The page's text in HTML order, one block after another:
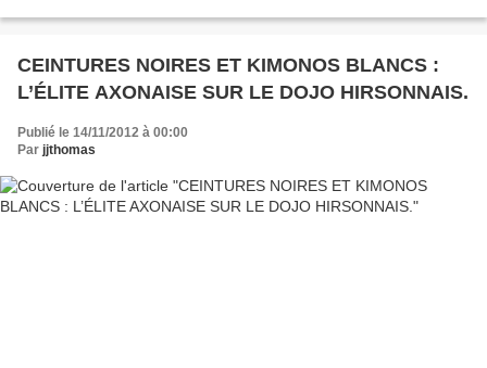
CEINTURES NOIRES ET KIMONOS BLANCS :
L’ÉLITE AXONAISE SUR LE DOJO HIRSONNAIS.
Publié le 14/11/2012 à 00:00
Par jjthomas